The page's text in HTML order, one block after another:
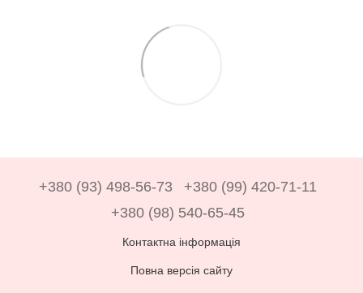
+380 (93) 498-56-73
+380 (99) 420-71-11
+380 (98) 540-65-45
Контактна інформація
Повна версія сайту